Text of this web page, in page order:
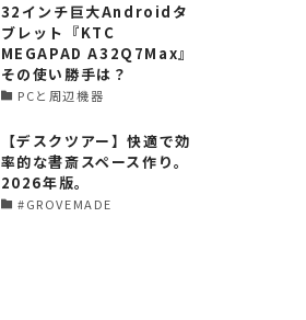
32インチ巨大Androidタ
ブレット『KTC
MEGAPAD A32Q7Max』
その使い勝手は？
PCと周辺機器
【デスクツアー】快適で効
率的な書斎スペース作り。
2026年版。
#GROVEMADE